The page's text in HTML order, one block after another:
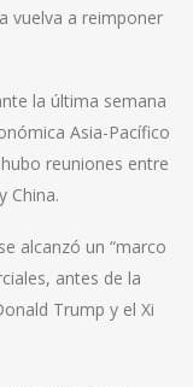
vuelva a reimponer
la última semana
Asia-Pacífico
reuniones entre
China.
alcanzó un “marco
antes de la
Trump y el Xi